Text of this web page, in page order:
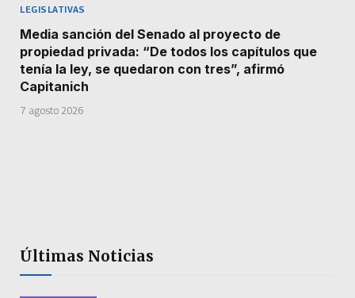
LEGISLATIVAS
Media sanción del Senado al proyecto de
propiedad privada: “De todos los capítulos que
tenía la ley, se quedaron con tres”, afirmó
Capitanich
7 agosto 2026
Últimas Noticias